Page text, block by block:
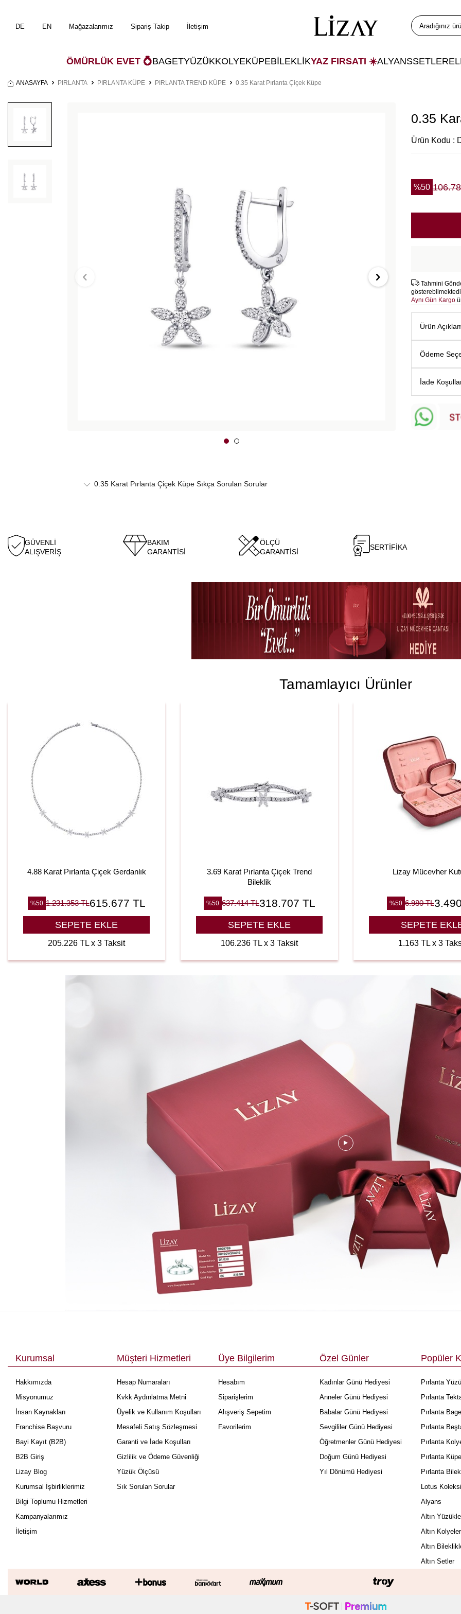
DE EN Mağazalarımız Sipariş Takip İletişim
ÖMÜRLÜK EVET 💍BAGETYÜZÜKKOLYEKÜPEBİLEKLİKYAZ FIRSATI ☀️ALYANSSETLER
ANASAYFA PIRLANTA PIRLANTA KÜPE PIRLANTA TREND KÜPE 0.35 Karat Pırlanta Çiçek Küpe
0.35
Ürün Kodu :
%50
Tahmini
Aynı Gün Kargo
Ürün
Ödeme
İade
0.35 Karat Pırlanta Çiçek Küpe Sıkça Sorulan Sorular
Ödeme Seçenekleri
GÜVENLİ
ALIŞVERİŞ
BAKIM
GARANTİSİ
ÖLÇÜ
GARANTİSİ
SERTİFİKA
Tamamlayıcı Ürünler
4.88 Karat Pırlanta Çiçek Gerdanlık
%50 1.231.353TL615.677 TL
SEPETE EKLE
205.226 TL x 3 Taksit
3.69 Karat Pırlanta Çiçek Trend
Bileklik
%50 637.414TL318.707 TL
SEPETE EKLE
106.236 TL x 3 Taksit
Lizay Mücevher
%50 6.980TL
SEPETE
1.163 TL x 3
Kurumsal
Hakkımızda
Misyonumuz
İnsan Kaynakları
Franchise Başvuru
Bayi Kayıt (B2B)
B2B Giriş
Lizay Blog
Kurumsal İşbirliklerimiz
Bilgi Toplumu Hizmetleri
Kampanyalarımız
İletişim
Müşteri Hizmetleri
Hesap Numaraları
Kvkk Aydınlatma Metni
Üyelik ve Kullanım Koşulları
Mesafeli Satış Sözleşmesi
Garanti ve İade Koşulları
Gizlilik ve Ödeme Güvenliği
Yüzük Ölçüsü
Sık Sorulan Sorular
Üye Bilgilerim
Hesabım
Siparişlerim
Alışveriş Sepetim
Favorilerim
Özel Günler
Kadınlar Günü Hediyesi
Anneler Günü Hediyesi
Babalar Günü Hediyesi
Sevgililer Günü Hediyesi
Öğretmenler Günü Hediyesi
Doğum Günü Hediyesi
Yıl Dönümü Hediyesi
Popüler
Pırlanta
Pırlanta
Pırlanta
Pırlanta
Pırlanta
Pırlanta
Pırlanta
Lotus
Alyans
Altın
Altın Kolyeler
Altın
Altın Setler